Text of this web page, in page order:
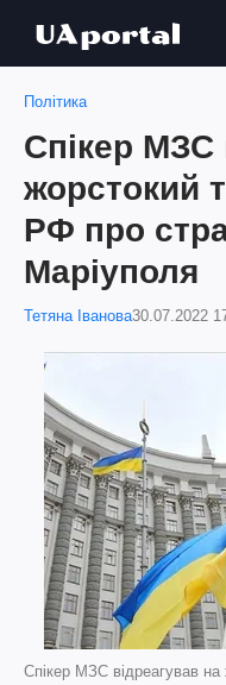
Політика
Спікер МЗС
жорстокий
РФ про
Маріуполя
Тетяна Іванова30.07.2022
Спікер МЗС відреагував